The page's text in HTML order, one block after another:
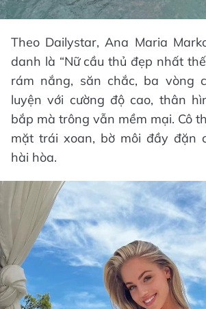
Theo Dailystar, Ana Maria
danh là “Nữ cầu thủ đẹp nhất
rám nắng, săn chắc, ba vòng
luyện với cường độ cao, thân
bắp mà trông vẫn mềm mại. Cô
mặt trái xoan, bờ môi đầy đặn
hài hòa.